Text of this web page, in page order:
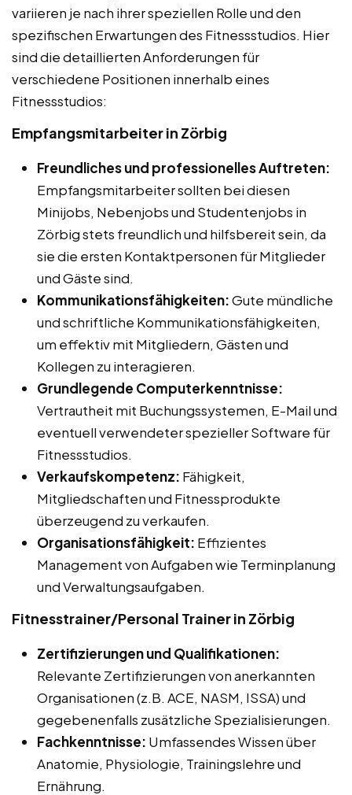
variieren je nach ihrer speziellen Rolle und den
spezifischen Erwartungen des Fitnessstudios. Hier
sind die detaillierten Anforderungen für
verschiedene Positionen innerhalb eines
Fitnessstudios:
Empfangsmitarbeiter in Zörbig
Freundliches und professionelles Auftreten:
Empfangsmitarbeiter sollten bei diesen
Minijobs, Nebenjobs und Studentenjobs in
Zörbig stets freundlich und hilfsbereit sein, da
sie die ersten Kontaktpersonen für Mitglieder
und Gäste sind.
Kommunikationsfähigkeiten:Gute mündliche
und schriftliche Kommunikationsfähigkeiten,
um effektiv mit Mitgliedern, Gästen und
Kollegen zu interagieren.
Grundlegende Computerkenntnisse:
Vertrautheit mit Buchungssystemen, E-Mail und
eventuell verwendeter spezieller Software für
Fitnessstudios.
Verkaufskompetenz: Fähigkeit,
Mitgliedschaften und Fitnessprodukte
überzeugend zu verkaufen.
Organisationsfähigkeit: Effizientes
Management von Aufgaben wie Terminplanung
und Verwaltungsaufgaben.
Fitnesstrainer/Personal Trainer in Zörbig
Zertifizierungen und Qualifikationen:
Relevante Zertifizierungen von anerkannten
Organisationen (z.B. ACE, NASM, ISSA) und
gegebenenfalls zusätzliche Spezialisierungen.
Fachkenntnisse: Umfassendes Wissen über
Anatomie, Physiologie, Trainingslehre und
Ernährung.